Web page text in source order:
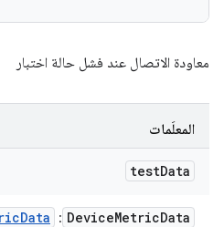
معاودة الاتصال عند فشل حالة اختبار
المعلَمات
testData
DeviceMetricData
: ‏
Data